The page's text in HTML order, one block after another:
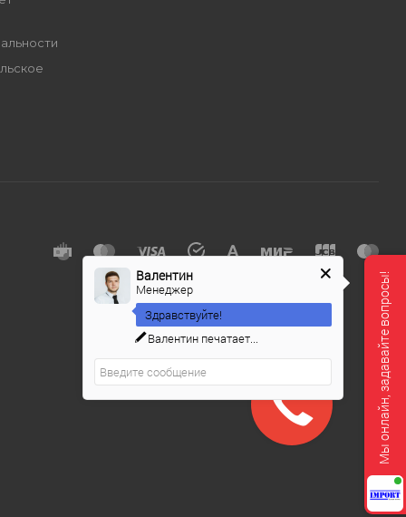
Мы онлайн, задавайте вопросы!
Валентин
Менеджер
Здравствуйте!
Валентин печатает...